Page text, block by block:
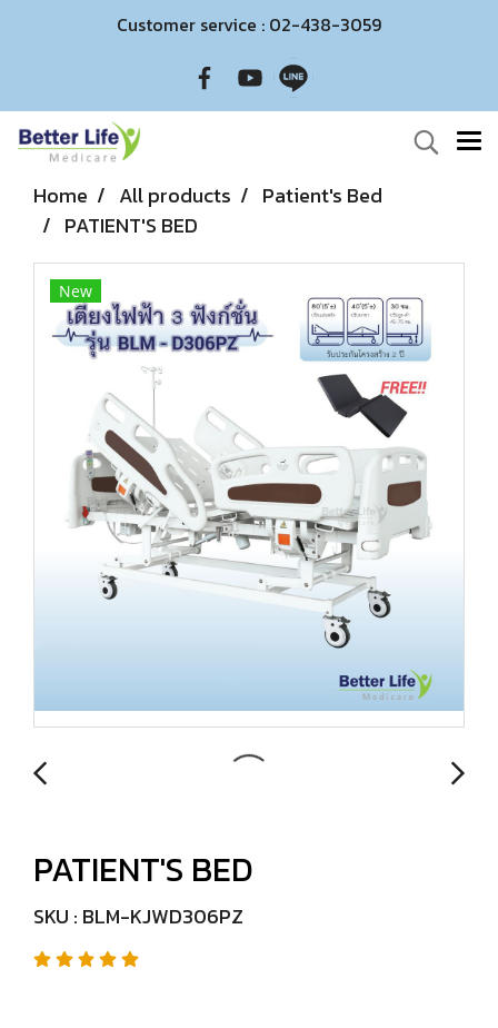
Customer service : 02-438-3059
Home All products
Patient's Bed
PATIENT'S BED
New
PATIENT'S BED
SKU : BLM-KJWD306PZ